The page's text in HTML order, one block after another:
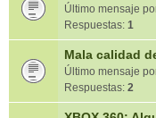
Último mensaje
Respuestas: 1
Mala calidad
Último mensaje
Respuestas: 2